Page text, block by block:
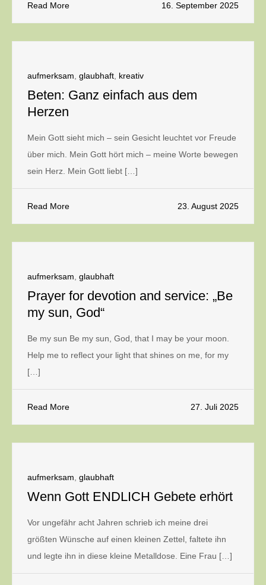
Read More 16. September 2025
aufmerksam glaubhaft kreativ
Beten: Ganz einfach aus dem
Herzen
Mein Gott sieht mich – sein Gesicht leuchtet vor Freude
über mich. Mein Gott hört mich – meine Worte bewegen
sein Herz. Mein Gott liebt […]
Read More 23. August 2025
aufmerksam glaubhaft
Prayer for devotion and service: „Be
my sun, God“
Be my sun Be my sun, God, that I may be your moon.
Help me to reflect your light that shines on me, for my
[…]
Read More 27. Juli 2025
aufmerksam glaubhaft
Wenn Gott ENDLICH Gebete erhört
Vor ungefähr acht Jahren schrieb ich meine drei
größten Wünsche auf einen kleinen Zettel, faltete ihn
und legte ihn in diese kleine Metalldose. Eine Frau […]